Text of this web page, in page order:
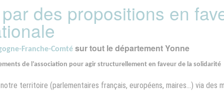
des propositions en
Franche-Comté sur tout le département Yonne
de l’association pour agir structurellement en faveur de la solidarité
territoire (parlementaires français, européens, maires…) via des